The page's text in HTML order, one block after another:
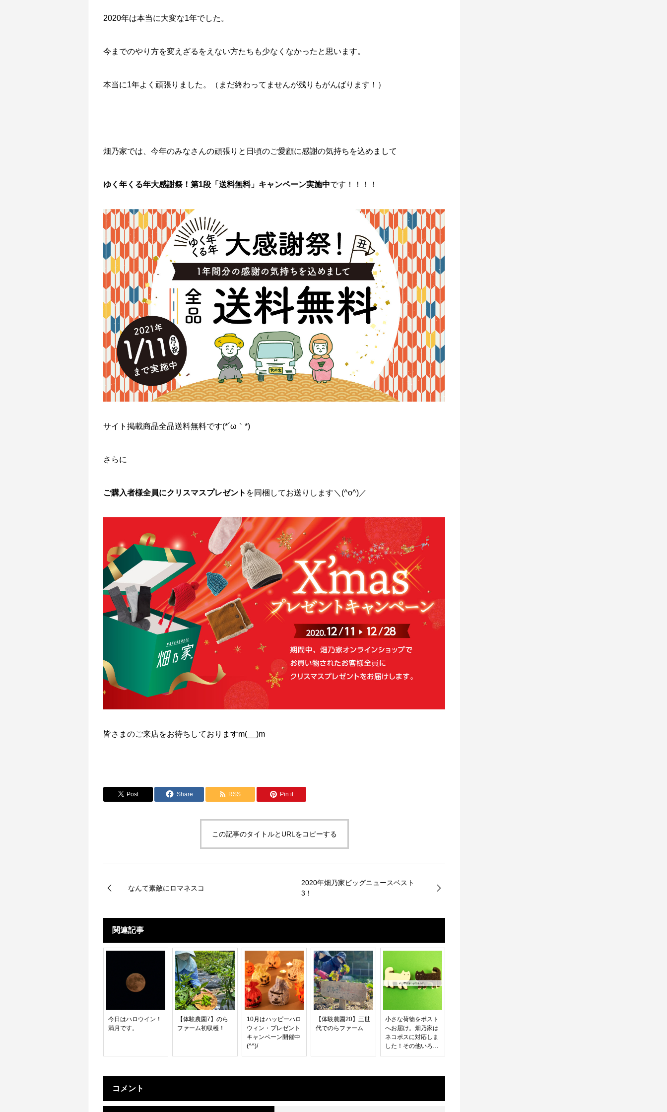
2020年は本当に大変な1年でした。
今までのやり方を変えざるをえない方たちも少なくなかったと思います。
本当に1年よく頑張りました。（まだ終わってませんが残りもがんばります！）
畑乃家では、今年のみなさんの頑張りと日頃のご愛顧に感謝の気持ちを込めまして
ゆく年くる年大感謝祭！第1段「送料無料」キャンペーン実施中です！！！！
サイト掲載商品全品送料無料です(*´ω｀*)
さらに
ご購入者様全員にクリスマスプレゼント を同梱してお送りします＼(^o^)／
皆さまのご来店をお待ちしておりますm(__)m
Post Share RSS Pin it
この記事のタイトルとURLをコピーする
なんて素敵にロマネスコ
2020年畑乃家ビッグニュースベスト
3！
関連記事
今日はハロウイン！
満月です。
【体験農園7】のら
ファーム初収穫！
10月はハッピーハロ
ウィン・プレゼント
キャンペーン開催中
(^^)/
【体験農園20】三世
代でのらファーム
小さな荷物をポスト
へお届け。畑乃家は
ネコポスに対応しま
した！その他いろい
ろお知らせ♪
コメント